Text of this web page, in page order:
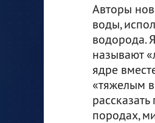
Авторы
воды,
водорода.
называют
ядре
«тяжелым
породах,